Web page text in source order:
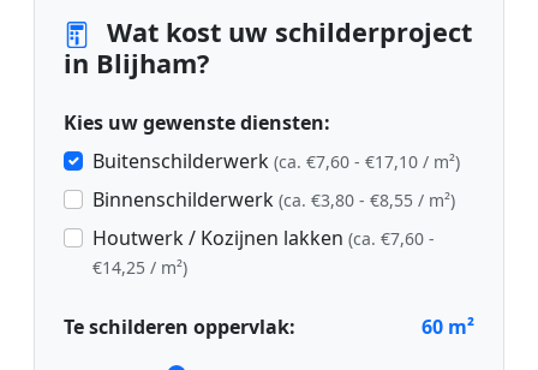
Wat kost uw schilderproject
in Blijham?
Kies uw gewenste diensten:
Buitenschilderwerk (ca. €7,60 - €17,10 / m²)
Binnenschilderwerk (ca. €3,80 - €8,55 / m²)
Houtwerk / Kozijnen lakken (ca. €7,60 -
€14,25 / m²)
Te schilderen oppervlak: 60 m²